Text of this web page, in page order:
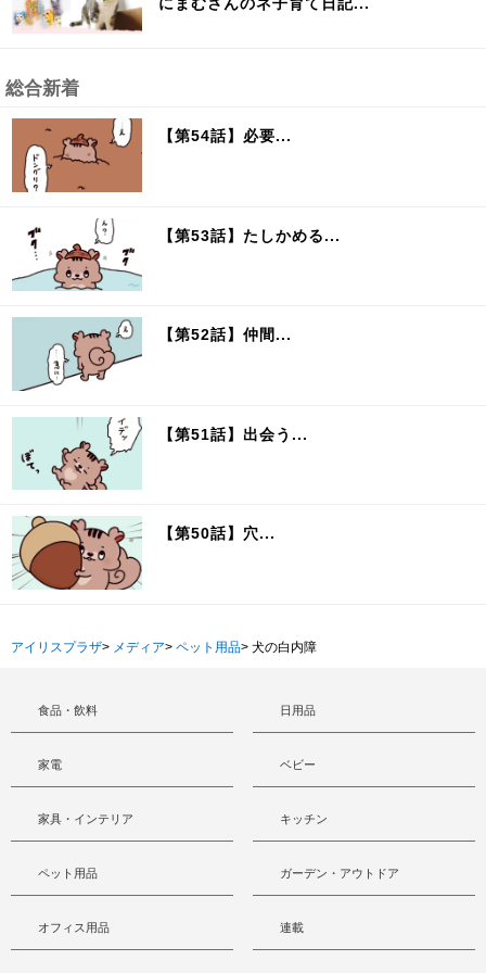
総合新着
【第54話】必要...
【第53話】たしかめる...
【第52話】仲間...
【第51話】出会う...
【第50話】穴...
アイリスプラザ> メディア> ペット用品> 犬の白内障
食品・飲料 日用品
家電 ベビー
家具・インテリア キッチン
ペット用品 ガーデン・アウトドア
オフィス用品 連載